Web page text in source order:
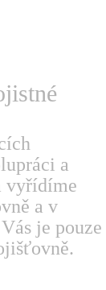
a
vyřídíme
a v
je pouze